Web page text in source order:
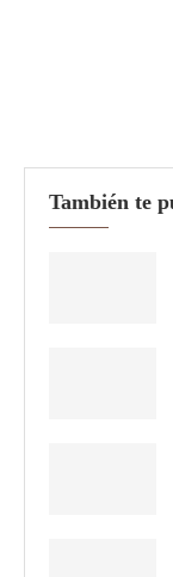
También te